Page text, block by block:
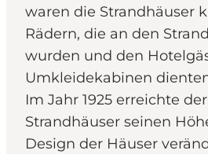
waren die Strandhäuser
Rädern, die an den
wurden und den
Umkleidekabinen
Im Jahr 1925 erreichte
Strandhäuser seinen
Design der Häuser